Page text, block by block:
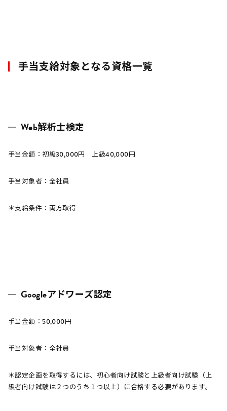
手当支給対象となる資格一覧
Web解析士検定
手当金額：初級30,000円 上級40,000円
手当対象者：全社員
＊支給条件：両方取得
Googleアドワーズ認定
手当金額：50,000円
手当対象者：全社員
＊認定企画を取得するには、初心者向け試験と上級者向け試験（上
級者向け試験は２つのうち１つ以上）に合格する必要があります。